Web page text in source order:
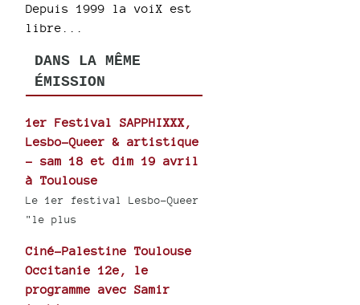
Depuis 1999 la voiX est
libre...
DANS LA MÊME
ÉMISSION
1er Festival SAPPHIXXX,
Lesbo-Queer & artistique
- sam 18 et dim 19 avril
à Toulouse
Le 1er festival Lesbo-Queer
"le plus
Ciné-Palestine Toulouse
Occitanie 12e, le
programme avec Samir